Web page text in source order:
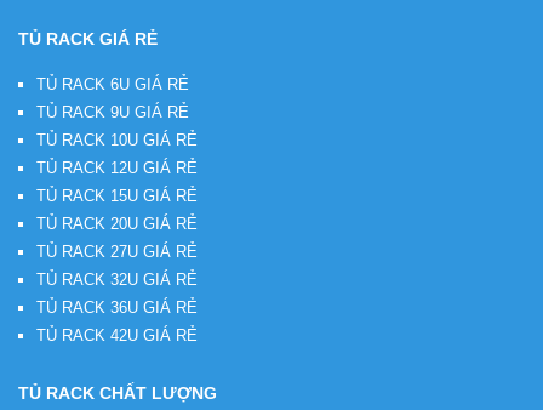
TỦ RACK GIÁ RẺ
TỦ RACK 6U GIÁ RẺ
TỦ RACK 9U GIÁ RẺ
TỦ RACK 10U GIÁ RẺ
TỦ RACK 12U GIÁ RẺ
TỦ RACK 15U GIÁ RẺ
TỦ RACK 20U GIÁ RẺ
TỦ RACK 27U GIÁ RẺ
TỦ RACK 32U GIÁ RẺ
TỦ RACK 36U GIÁ RẺ
TỦ RACK 42U GIÁ RẺ
TỦ RACK CHẤT LƯỢNG